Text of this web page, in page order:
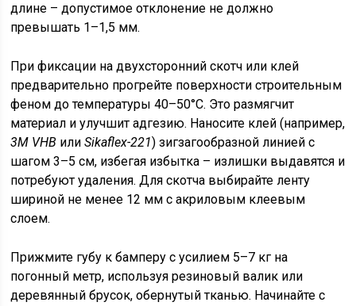
длине – допустимое отклонение не должно
превышать 1–1,5 мм.
При фиксации на двухсторонний скотч или клей
предварительно прогрейте поверхности строительным
феном до температуры 40–50°C. Это размягчит
материал и улучшит адгезию. Наносите клей (например,
3M VHB илиSikaflex-221) зигзагообразной линией с
шагом 3–5 см, избегая избытка – излишки выдавятся и
потребуют удаления. Для скотча выбирайте ленту
шириной не менее 12 мм с акриловым клеевым
слоем.
Прижмите губу к бамперу с усилием 5–7 кг на
погонный метр, используя резиновый валик или
деревянный брусок, обернутый тканью. Начинайте с